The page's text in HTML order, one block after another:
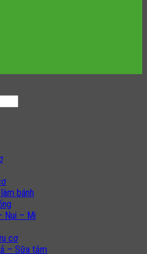
bánh
Nui – Mì
cơ
– Sữa tắm